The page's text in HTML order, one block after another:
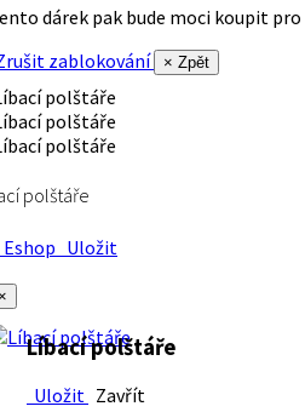
dárek pak bude moci koupit pro
zablokování
× Zpět
polštáře
Uložit
Líbací polštáře
Uložit Zavřít